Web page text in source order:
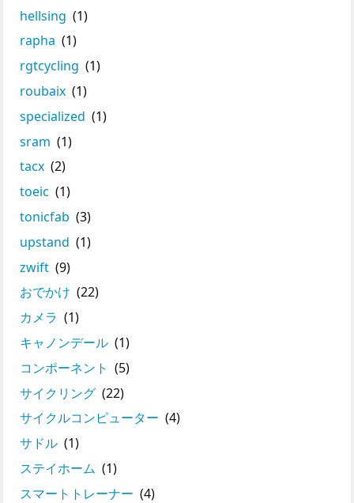
hellsing (1)
rapha (1)
rgtcycling (1)
roubaix (1)
specialized (1)
sram (1)
tacx (2)
toeic (1)
tonicfab (3)
upstand (1)
zwift (9)
おでかけ (22)
カメラ (1)
キャノンデール (1)
コンポーネント (5)
サイクリング (22)
サイクルコンピューター (4)
サドル (1)
ステイホーム (1)
スマートトレーナー (4)